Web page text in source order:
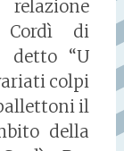
Cordì di
detto “U
colpi
il
della